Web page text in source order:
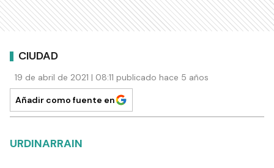
CIUDAD
19 de abril de 2021 | 08:11 publicado hace 5 años
Añadir como fuente en
URDINARRAIN